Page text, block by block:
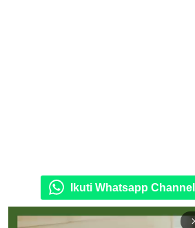
Ikuti Whatsapp
arrow_forward_ios